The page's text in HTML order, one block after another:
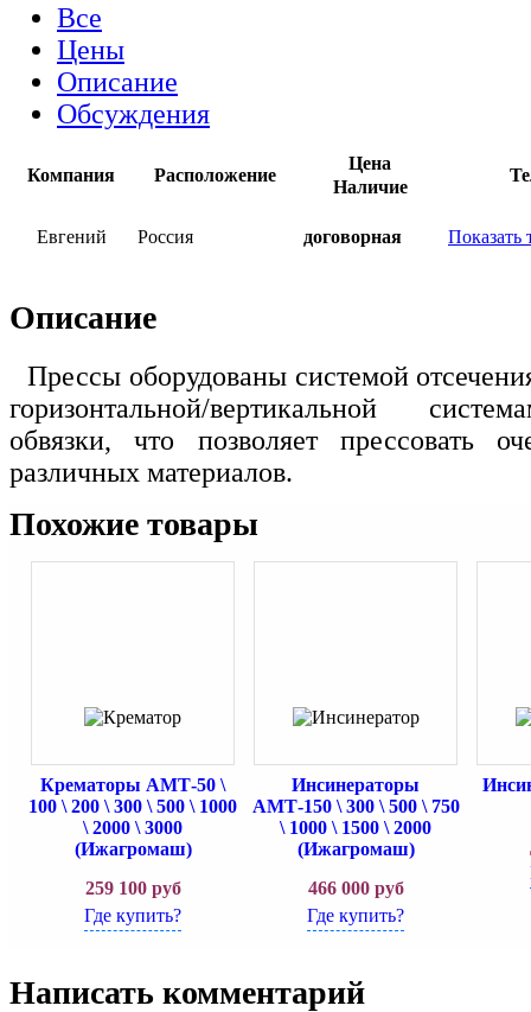
Все
Цены
Описание
Обсуждения
Компания Расположение
Цена
Наличие
Евгений Россия договорная Показать
Описание
Прессы оборудованы системой
горизонтальной/вертикальной
обвязки, что позволяет прессовать
различных материалов.
Похожие товары
Крематоры АМТ-50 \
100 \ 200 \ 300 \ 500 \ 1000
\ 2000 \ 3000
(Ижагромаш)
259 100руб
Где купить?
Инсинераторы
АМТ-150 \ 300 \ 500 \ 750
\ 1000 \ 1500 \ 2000
(Ижагромаш)
466 000руб
Где купить?
Написать комментарий